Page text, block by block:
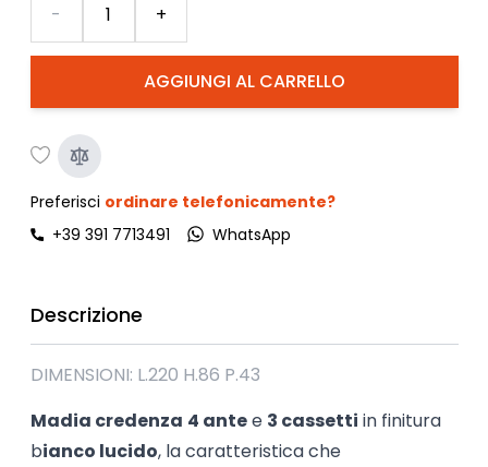
AGGIUNGI AL CARRELLO
- +
Preferisci ordinare telefonicamente?
+39 391 7713491
WhatsApp
Descrizione
DIMENSIONI: L.220 H.86 P.43
Madia credenza 4 antee 3 cassetti in finitura
bianco lucido, la caratteristica che